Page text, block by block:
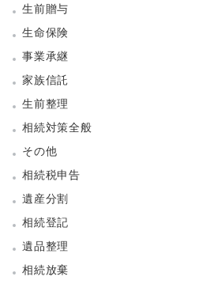
生前贈与
生命保険
事業承継
家族信託
生前整理
相続対策全般
その他
相続税申告
遺産分割
相続登記
遺品整理
相続放棄